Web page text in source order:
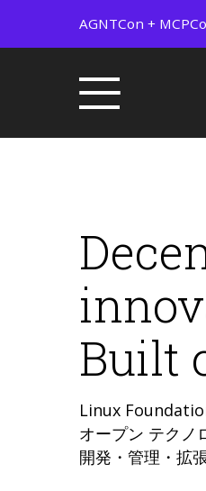
AGNTCon +
Built
Linux
オープン テクノ
開発・管理・拡